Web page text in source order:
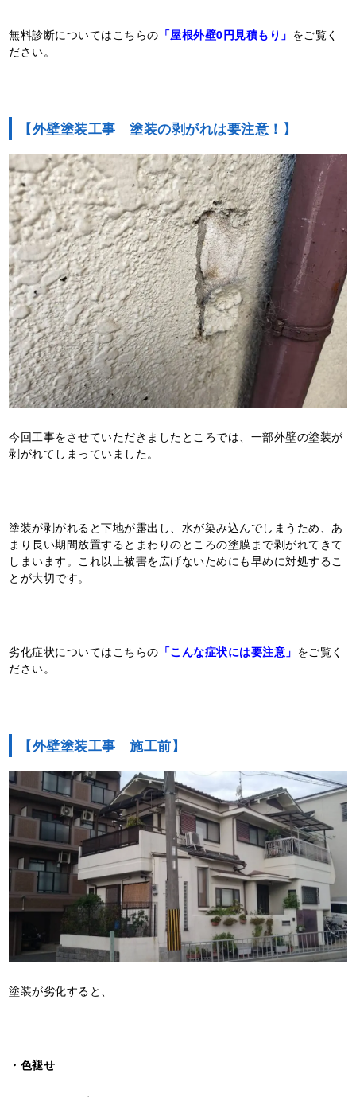
無料診断についてはこちらの 「屋根外壁0円見積もり」 をご覧く
ださい。
【外壁塗装工事 塗装の剥がれは要注意！】
今回工事をさせていただきましたところでは、一部外壁の塗装が
剥がれてしまっていました。
塗装が剥がれると下地が露出し、水が染み込んでしまうため、あ
まり長い期間放置するとまわりのところの塗膜まで剥がれてきて
しまいます。これ以上被害を広げないためにも早めに対処するこ
とが大切です。
劣化症状についてはこちらの 「こんな症状には要注意」 をご覧く
ださい。
【外壁塗装工事 施工前】
塗装が劣化すると、
・色褪せ